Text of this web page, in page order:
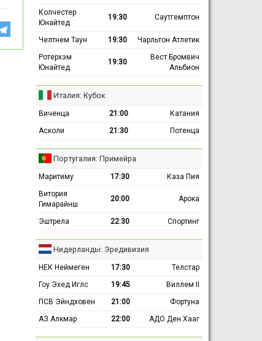
Колчестер
Юнайтед
19:30 Саутгемптон
Челтнем Таун 19:30
Чарльтон Атлетик
Ротерхэм
Юнайтед
19:30
Вест Бромвич
Альбион
Италия: Кубок
Виченца 21:00
Катания
Асколи
21:30 Потенца
Португалия: Примейра
Маритиму 17:30
Каза Пия
Витория
Гимарайнш
20:00 Арока
Эштрела 22:30 Спортинг
Нидерланды: Эредивизия
НЕК Неймеген 17:30
Телстар
Гоу Эхед Иглс
19:45
Виллем II
ПСВ Эйндховен
21:00
Фортуна
АЗ Алкмар
22:00 АДО Ден Хааг